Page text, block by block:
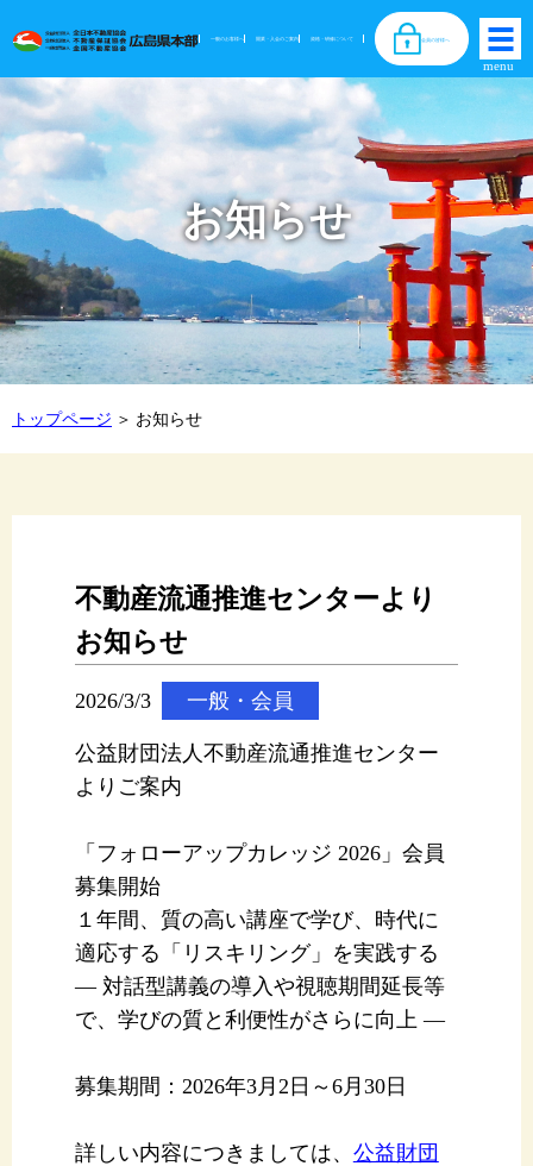
一般のお客様へ 開業・入会のご案内 資格・研修について 会員の皆様へ
お知らせ
トップページ お知らせ
不動産流通推進センターより
お知らせ
2026/3/3 一般・会員
公益財団法人不動産流通推進センター
よりご案内
「フォローアップカレッジ 2026」会員
募集開始
１年間、質の高い講座で学び、時代に
適応する「リスキリング」を実践する
― 対話型講義の導入や視聴期間延長等
で、学びの質と利便性がさらに向上 ―
募集期間：2026年3月2日～6月30日
詳しい内容につきましては、 公益財団